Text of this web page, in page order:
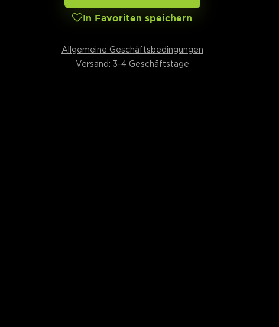
In Favoriten speichern
Allgemeine Geschäftsbedingungen
Versand: 3-4 Geschäftstage